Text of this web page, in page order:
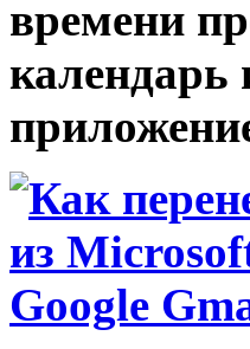
времени
календарь